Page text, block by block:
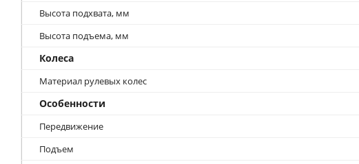
Высота подхвата, мм
Высота подъема, мм
Колеса
Материал рулевых колес
Особенности
Передвижение
Подъем